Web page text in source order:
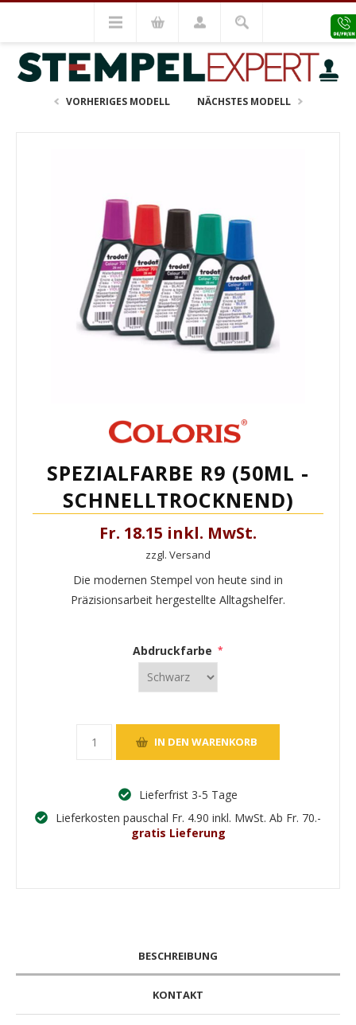
Stempel Zubehör Zubehör
Stempelfarben
Spezialfarbe R9 (50ml - schnelltrocknend)
VORHERIGES MODELL NÄCHSTES MODELL
SPEZIALFARBE R9 (50ML -
SCHNELLTROCKNEND)
Fr. 18.15 inkl. MwSt.
zzgl. Versand
Die modernen Stempel von heute sind in
Präzisionsarbeit hergestellte Alltagshelfer.
Abdruckfarbe *
Lieferfrist 3-5 Tage
Lieferkosten pauschal Fr. 4.90 inkl. MwSt. Ab Fr. 70.-
gratis Lieferung
BESCHREIBUNG
KONTAKT